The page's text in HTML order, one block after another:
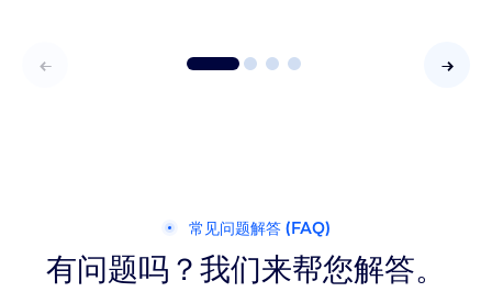
常见问题解答 (FAQ)
有问题吗？我们来帮您解答。